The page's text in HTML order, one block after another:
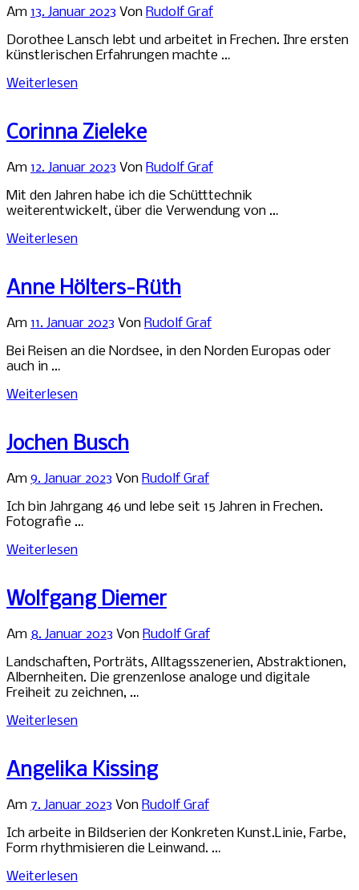
Am 13. Januar 2023 Von Rudolf Graf
Dorothee Lansch lebt und arbeitet in Frechen. Ihre ersten
künstlerischen Erfahrungen machte …
Weiterlesen
Corinna Zieleke
Am 12. Januar 2023 Von Rudolf Graf
Mit den Jahren habe ich die Schütttechnik
weiterentwickelt, über die Verwendung von …
Weiterlesen
Anne Hölters-Rüth
Am 11. Januar 2023 Von Rudolf Graf
Bei Reisen an die Nordsee, in den Norden Europas oder
auch in …
Weiterlesen
Jochen Busch
Am 9. Januar 2023 Von Rudolf Graf
Ich bin Jahrgang 46 und lebe seit 15 Jahren in Frechen.
Fotografie …
Weiterlesen
Wolfgang Diemer
Am 8. Januar 2023 Von Rudolf Graf
Landschaften, Porträts, Alltagsszenerien, Abstraktionen,
Albernheiten. Die grenzenlose analoge und digitale
Freiheit zu zeichnen, …
Weiterlesen
Angelika Kissing
Am 7. Januar 2023 Von Rudolf Graf
Ich arbeite in Bildserien der Konkreten Kunst.Linie, Farbe,
Form rhythmisieren die Leinwand. …
Weiterlesen